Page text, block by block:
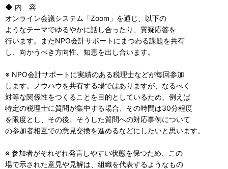
◆ 内 容
オンライン会議システム「Zoom」を通じ、以下の
ようなテーマでゆるやかに話し合ったり、質疑応答を
行います。またNPO会計サポートにまつわる課題を共有
し、向かうべき方向性、知恵を出し合います。
※ NPO会計サポートに実績のある税理士などが毎回参加
します。ノウハウを共有する場ではありますが、なるべく
対等な関係性をつくることを目的としているため、例えば
特定の税理士に質問が集中する場合、その時間は30分程度
を限度とし、その後、そうした質問への対応事例について
の参加者相互での意見交換を進めるなどにしたいと思います。
※ 参加者がそれぞれ発言しやすい状態を保つため、この
場で示された意見や見解は、組織を代表するようなもの